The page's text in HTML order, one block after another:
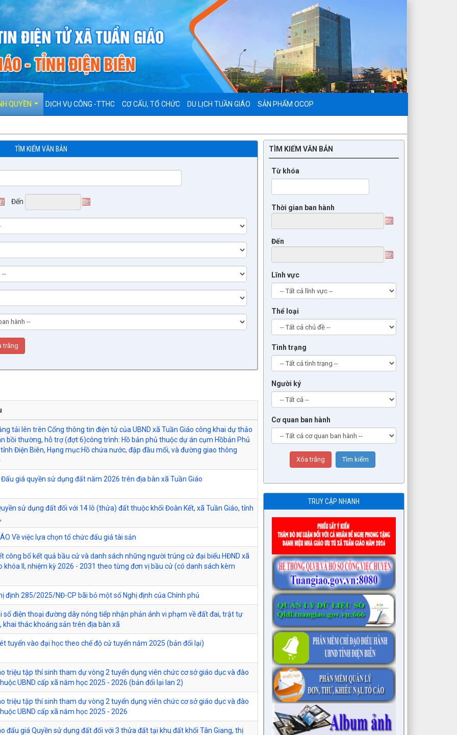
QUYỀN DỊCH VỤ CÔNG -TTHC CƠ CẤU, TỔ CHỨC DU LỊCH TUẦN GIÁO SẢN PHẨM OCOP
TÌM KIẾM VĂN BẢN
Đến
tải lên trên Cổng thông tin điện tử của UBND xã Tuần Giáo công khai dự thảo
bồi thường, hỗ trợ (đợt 6)công trình: Hồ bản phủ thuộc dự án cụm Hồbản Phủ
Điện Biên, Hạng mục:Hồ chứa nước, đập đầu mối, và đường giao thông
Đấu giá quyền sử dụng đất năm 2026 trên địa bàn xã Tuần Giáo
sử dụng đất đối với 14 lô (thửa) đất thuộc khối Đoàn Kết, xã Tuần Giáo, tỉnh
Về việc lựa chọn tổ chức đấu giá tài sản
công bố kết quả bầu cử và danh sách những người trúng cử đại biểu HĐND xã
khóa II, nhiệm kỳ 2026 - 2031 theo từng đơn vị bầu cử (có danh sách kèm
định 285/2025/NĐ-CP bãi bỏ một số Nghị định của Chính phủ
số điện thoại đường dây nóng tiếp nhận phản ánh vi phạm về đất đai, trật tự
khai thác khoáng sản trên địa bàn xã
tuyển vào đại học theo chế độ cử tuyển năm 2025 (bản đổi lại)
triệu tập thí sinh tham dự vòng 2 tuyển dụng viên chức cơ sở giáo dục và đào
UBND cấp xã năm học 2025 - 2026 (bản đổi lại lan 2)
triệu tập thí sinh tham dự vòng 2 tuyển dụng viên chức cơ sở giáo dục và đào
UBND cấp xã năm học 2025 - 2026
đấu giá Quyền sử dụng đất đối với 3 thửa đất tại khu đất khối Tân Giang, thị
TÌM KIẾM VĂN BẢN
Từ khóa
Thời gian ban hành
Đến
Lĩnh vực
Thể loại
Tình trạng
Người ký
Cơ quan ban hành
TRUY CẬP NHANH